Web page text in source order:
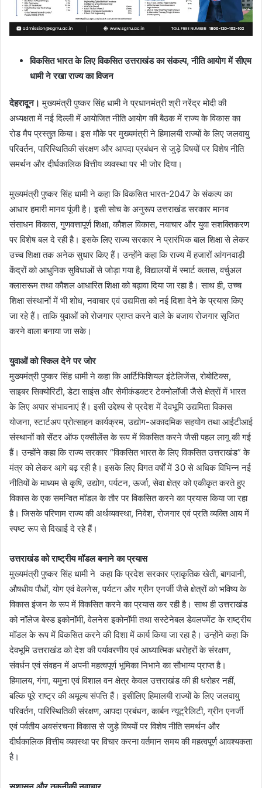
विकसित भारत के लिए विकसित उत्तराखंड का संकल्प, नीति आयोग में सीएम
धामी ने रखा राज्य का विजन
देहरादून।मुख्यमंत्री पुष्कर सिंह धामी ने प्रधानमंत्री श्री नरेंद्र मोदी की
अध्यक्षता में नई दिल्ली में आयोजित नीति आयोग की बैठक में राज्य के विकास का
रोड मैप प्रस्तुत किया। इस मौके पर मुख्यमंत्री ने हिमालयी राज्यों के लिए जलवायु
परिवर्तन, पारिस्थितिकी संरक्षण और आपदा प्रबंधन से जुड़े विषयों पर विशेष नीति
समर्थन और दीर्घकालिक वित्तीय व्यवस्था पर भी जोर दिया।
मुख्यमंत्री पुष्कर सिंह धामी ने कहा कि विकसित भारत-2047 के संकल्प का
आधार हमारी मानव पूंजी है। इसी सोच के अनुरूप उत्तराखंड सरकार मानव
संसाधन विकास, गुणवत्तापूर्ण शिक्षा, कौशल विकास, नवाचार और युवा सशक्तिकरण
पर विशेष बल दे रही है। इसके लिए राज्य सरकार ने प्रारंभिक बाल शिक्षा से लेकर
उच्च शिक्षा तक अनेक सुधार किए हैं। उन्होंने कहा कि राज्य में हजारों आंगनवाड़ी
केंद्रों को आधुनिक सुविधाओं से जोड़ा गया है, विद्यालयों में स्मार्ट क्लास, वर्चुअल
क्लासरूम तथा कौशल आधारित शिक्षा को बढ़ावा दिया जा रहा है। साथ ही, उच्च
शिक्षा संस्थानों में भी शोध, नवाचार एवं उद्यमिता को नई दिशा देने के प्रयास किए
जा रहे हैं। ताकि युवाओं को रोजगार प्राप्त करने वाले के बजाय रोजगार सृजित
करने वाला बनाया जा सके।
युवाओं को स्किल देने पर जोर
मुख्यमंत्री पुष्कर सिंह धामी ने कहा कि आर्टिफिशियल इंटेलिजेंस, रोबोटिक्स,
साइबर सिक्योरिटी, डेटा साइंस और सेमीकंडक्टर टेक्नोलॉजी जैसे क्षेत्रों में भारत
के लिए अपार संभावनाएं हैं। इसी उद्देश्य से प्रदेश में देवभूमि उद्यमिता विकास
योजना, स्टार्टअप प्रोत्साहन कार्यक्रम, उद्योग-अकादमिक सहयोग तथा आईटीआई
संस्थानों को सेंटर ऑफ एक्सीलेंस के रूप में विकसित करने जैसी पहल लागू की गई
हैं। उन्होंने कहा कि राज्य सरकार “विकसित भारत के लिए विकसित उत्तराखंड” के
मंत्र को लेकर आगे बढ़ रही है। इसके लिए विगत वर्षों में 30 से अधिक विभिन्न नई
नीतियों के माध्यम से कृषि, उद्योग, पर्यटन, ऊर्जा, सेवा क्षेत्र को एकीकृत करते हुए
विकास के एक समन्वित मॉडल के तौर पर विकसित करने का प्रयास किया जा रहा
है। जिसके परिणाम राज्य की अर्थव्यवस्था, निवेश, रोजगार एवं प्रति व्यक्ति आय में
स्पष्ट रूप से दिखाई दे रहे हैं।
उत्तराखंड को राष्ट्रीय मॉडल बनाने का प्रयास
मुख्यमंत्री पुष्कर सिंह धामी ने कहा कि प्रदेश सरकार प्राकृतिक खेती, बागवानी,
औषधीय पौधों, योग एवं वेलनेस, पर्यटन और ग्रीन एनर्जी जैसे क्षेत्रों को भविष्य के
विकास इंजन के रूप में विकसित करने का प्रयास कर रही है। साथ ही उत्तराखंड
को नॉलेज बेस्ड इकोनॉमी, वेलनेस इकोनॉमी तथा सस्टेनेबल डेवलपमेंट के राष्ट्रीय
मॉडल के रूप में विकसित करने की दिशा में कार्य किया जा रहा है। उन्होंने कहा कि
देवभूमि उत्तराखंड को देश की पर्यावरणीय एवं आध्यात्मिक धरोहरों के संरक्षण,
संवर्धन एवं संवहन में अपनी महत्वपूर्ण भूमिका निभाने का सौभाग्य प्राप्त है।
हिमालय, गंगा, यमुना एवं विशाल वन क्षेत्र केवल उत्तराखंड की ही धरोहर नहीं,
बल्कि पूरे राष्ट्र की अमूल्य संपत्ति हैं। इसीलिए हिमालयी राज्यों के लिए जलवायु
परिवर्तन, पारिस्थितिकी संरक्षण, आपदा प्रबंधन, कार्बन न्यूट्रैलिटी, ग्रीन एनर्जी
एवं पर्वतीय अवसंरचना विकास से जुड़े विषयों पर विशेष नीति समर्थन और
दीर्घकालिक वित्तीय व्यवस्था पर विचार करना वर्तमान समय की महत्वपूर्ण आवश्यकता
है।